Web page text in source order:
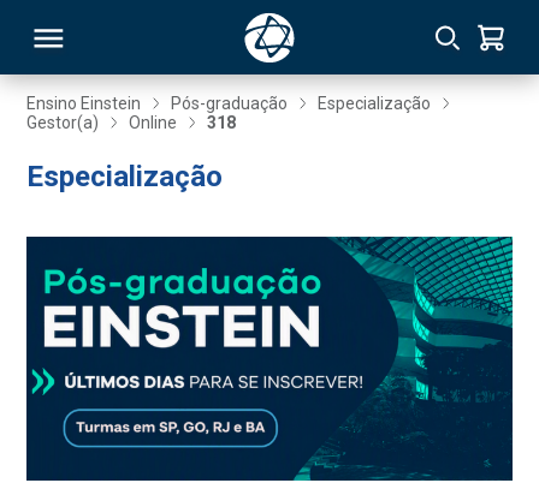
Ensino Einstein Pós-graduação
Especialização
Gestor(a)
Online 318
Especialização